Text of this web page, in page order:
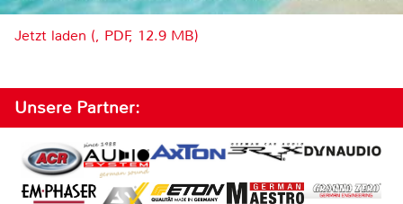
Jetzt laden (, PDF, 12.9 MB)
Unsere Partner: